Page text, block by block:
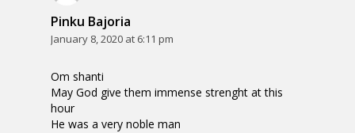
Pinku Bajoria
January 8, 2020 at 6:11 pm
Om shanti
May God give them immense strenght at this
hour
He was a very noble man